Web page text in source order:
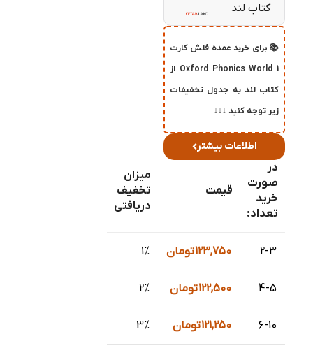
کتاب لند
📚 برای خرید عمده فلش کارت
Oxford Phonics World 1 از
کتاب لند به جدول تخفیفات
زیر توجه کنید ↓↓↓
اطلاعات بیشتر
در
صورت
خرید
تعداد:
قیمت
میزان
تخفیف
دریافتی
2-3
123,750تومان 1%
4-5
122,500تومان 2%
6-10
121,250تومان 3%